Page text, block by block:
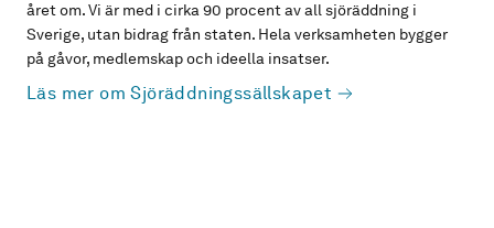
året om. Vi är med i cirka 90 procent av all sjöräddning i
Sverige, utan bidrag från staten. Hela verksamheten bygger
på gåvor, medlemskap och ideella insatser.
Läs mer om Sjöräddningssällskapet